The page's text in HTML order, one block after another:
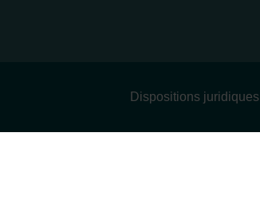
Dispositions juridiques